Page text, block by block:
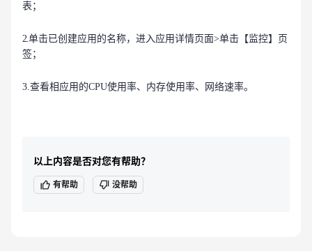
表；
2.单击已创建应用的名称，进入应用详情页面>单击【监控】页
签；
3.查看相应用的CPU使用率、内存使用率、网络速率。
以上内容是否对您有帮助？
有帮助 没帮助